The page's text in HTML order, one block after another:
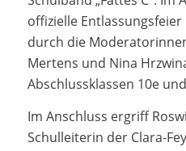
offizielle
durch die
Mertens und Nina
Abschlussklassen 10e
Im Anschluss ergriff
Schulleiterin der Clara-